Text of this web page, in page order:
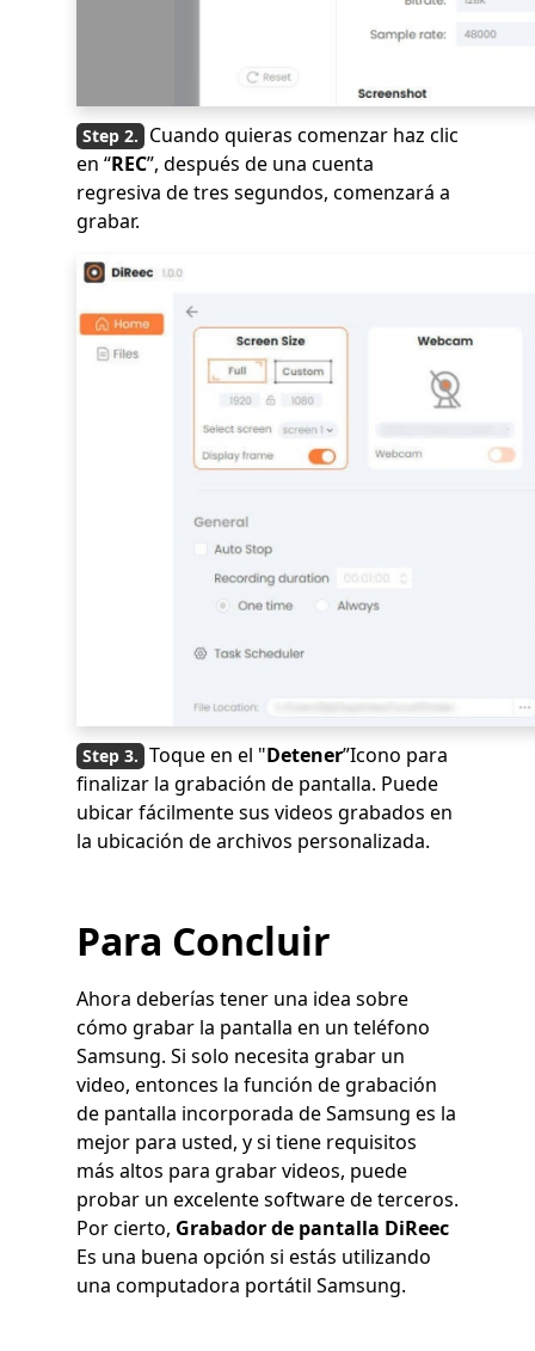
Cuando quieras comenzar haz clic
en “REC”, después de una cuenta
regresiva de tres segundos, comenzará a
grabar.
Toque en el "Detener”Icono para
finalizar la grabación de pantalla. Puede
ubicar fácilmente sus videos grabados en
la ubicación de archivos personalizada.
Para Concluir
Ahora deberías tener una idea sobre
cómo grabar la pantalla en un teléfono
Samsung. Si solo necesita grabar un
video, entonces la función de grabación
de pantalla incorporada de Samsung es la
mejor para usted, y si tiene requisitos
más altos para grabar videos, puede
probar un excelente software de terceros.
Por cierto, Grabador de pantalla DiReec
Es una buena opción si estás utilizando
una computadora portátil Samsung.